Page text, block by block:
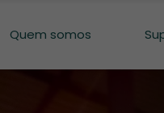
Quem somos